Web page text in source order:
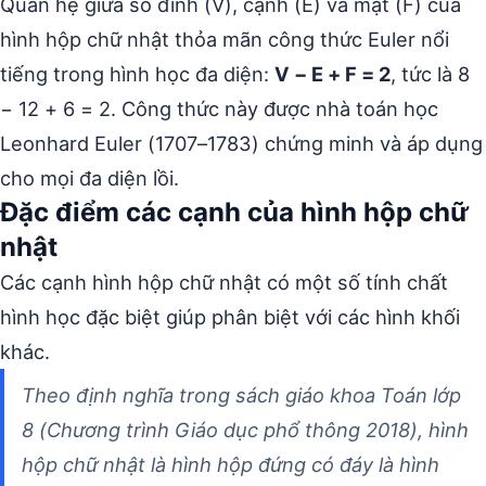
hình hộp chữ nhật thỏa mãn công thức Euler nổi
tiếng trong hình học đa diện: V − E + F = 2, tức là 8
− 12 + 6 = 2. Công thức này được nhà toán học
Leonhard Euler (1707–1783) chứng minh và áp dụng
cho mọi đa diện lồi.
Đặc điểm các cạnh của hình hộp chữ
nhật
Các cạnh hình hộp chữ nhật có một số tính chất
hình học đặc biệt giúp phân biệt với các hình khối
khác.
Theo định nghĩa trong sách giáo khoa Toán lớp
8 (Chương trình Giáo dục phổ thông 2018), hình
hộp chữ nhật là hình hộp đứng có đáy là hình